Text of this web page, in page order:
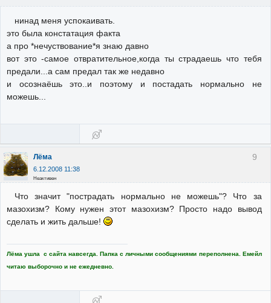
нинад меня успокаивать.
это была констатация факта
а про *нечуствование*я знаю давно
вот это -самое отвратительное,когда ты страдаешь что тебя
предали...а сам предал так же недавно
и осознаёшь это..и поэтому и постадать нормально не
можешь...
9
Лёма
6.12.2008 11:38
Неактивен
Что значит "пострадать нормально не можешь"? Что за
мазохизм? Кому нужен этот мазохизм? Просто надо вывод
сделать и жить дальше!
Лёма ушла с сайта навсегда. Папка с личными сообщениями переполнена. Емейл
читаю выборочно и не ежедневно.